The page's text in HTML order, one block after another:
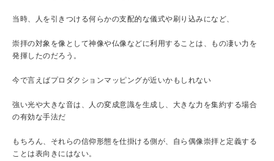
当時、人を引きつける何らかの支配的な儀式や刷り込みになど、
崇拝の対象を像として神像や仏像などに利用することは、もの凄い力を
発揮したのだろう。
今で言えばプロダクションマッピングが近いかもしれない
強い光や大きな音は、人の変成意識を生成し、大きな力を集約する場合
の有効な手法だ
もちろん、それらの信仰形態を仕掛ける側が、自ら偶像崇拝と定義する
ことは表向きにはない。